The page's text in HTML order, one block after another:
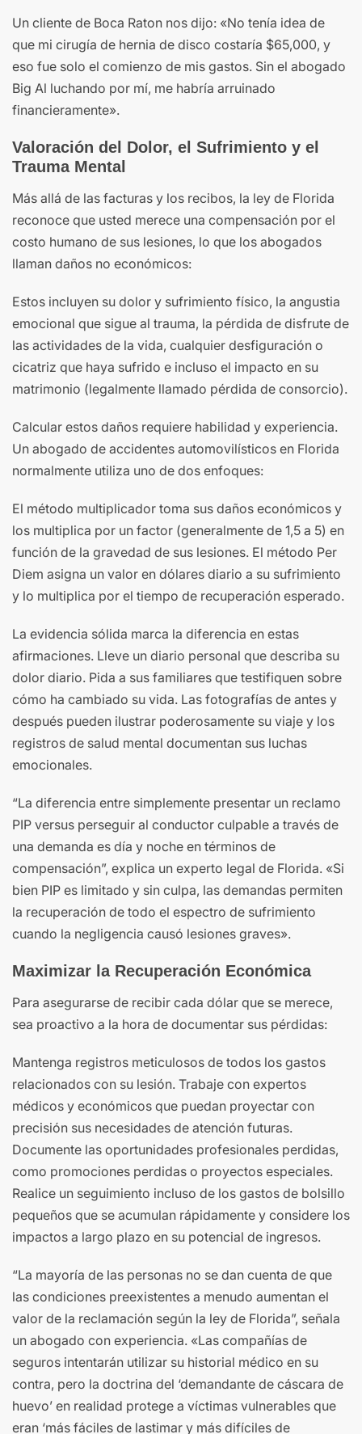
Un cliente de Boca Raton nos dijo: «No tenía idea de
que mi cirugía de hernia de disco costaría $65,000, y
eso fue solo el comienzo de mis gastos. Sin el abogado
Big Al luchando por mí, me habría arruinado
financieramente».
Valoración del Dolor, el Sufrimiento y el
Trauma Mental
Más allá de las facturas y los recibos, la ley de Florida
reconoce que usted merece una compensación por el
costo humano de sus lesiones, lo que los abogados
llaman daños no económicos:
Estos incluyen su dolor y sufrimiento físico, la angustia
emocional que sigue al trauma, la pérdida de disfrute de
las actividades de la vida, cualquier desfiguración o
cicatriz que haya sufrido e incluso el impacto en su
matrimonio (legalmente llamado pérdida de consorcio).
Calcular estos daños requiere habilidad y experiencia.
Un abogado de accidentes automovilísticos en Florida
normalmente utiliza uno de dos enfoques:
El método multiplicador toma sus daños económicos y
los multiplica por un factor (generalmente de 1,5 a 5) en
función de la gravedad de sus lesiones. El método Per
Diem asigna un valor en dólares diario a su sufrimiento
y lo multiplica por el tiempo de recuperación esperado.
La evidencia sólida marca la diferencia en estas
afirmaciones. Lleve un diario personal que describa su
dolor diario. Pida a sus familiares que testifiquen sobre
cómo ha cambiado su vida. Las fotografías de antes y
después pueden ilustrar poderosamente su viaje y los
registros de salud mental documentan sus luchas
emocionales.
“La diferencia entre simplemente presentar un reclamo
PIP versus perseguir al conductor culpable a través de
una demanda es día y noche en términos de
compensación”, explica un experto legal de Florida. «Si
bien PIP es limitado y sin culpa, las demandas permiten
la recuperación de todo el espectro de sufrimiento
cuando la negligencia causó lesiones graves».
Maximizar la Recuperación Económica
Para asegurarse de recibir cada dólar que se merece,
sea proactivo a la hora de documentar sus pérdidas:
Mantenga registros meticulosos de todos los gastos
relacionados con su lesión. Trabaje con expertos
médicos y económicos que puedan proyectar con
precisión sus necesidades de atención futuras.
Documente las oportunidades profesionales perdidas,
como promociones perdidas o proyectos especiales.
Realice un seguimiento incluso de los gastos de bolsillo
pequeños que se acumulan rápidamente y considere los
impactos a largo plazo en su potencial de ingresos.
“La mayoría de las personas no se dan cuenta de que
las condiciones preexistentes a menudo aumentan el
valor de la reclamación según la ley de Florida”, señala
un abogado con experiencia. «Las compañías de
seguros intentarán utilizar su historial médico en su
contra, pero la doctrina del ‘demandante de cáscara de
huevo’ en realidad protege a víctimas vulnerables que
eran ‘más fáciles de lastimar y más difíciles de